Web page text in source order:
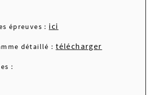
épreuves : ici
détaillé :télécharger
: